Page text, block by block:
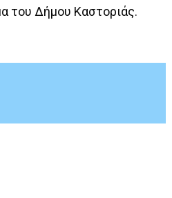
του Δήμου Καστοριάς.